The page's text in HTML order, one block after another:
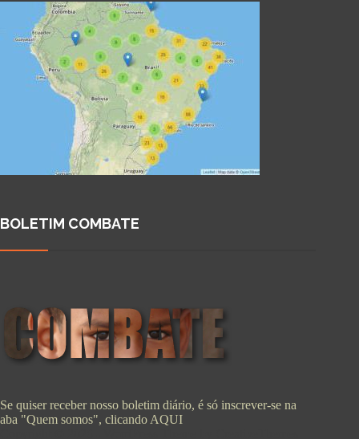
BOLETIM COMBATE
Se quiser receber nosso boletim diário, é só inscrever-se na
aba "Quem somos", clicando AQUI